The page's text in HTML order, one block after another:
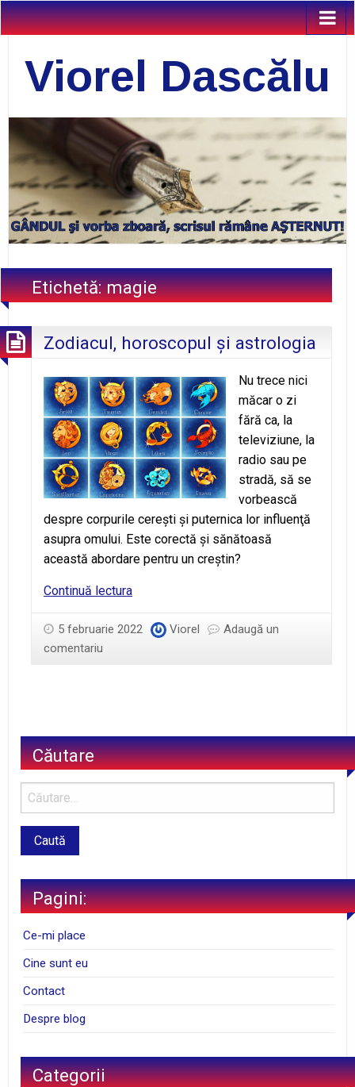
Viorel Dascălu
Etichetă:magie
Zodiacul, horoscopul şi astrologia
Nu trece nici
măcar o zi
fără ca, la
televiziune, la
radio sau pe
stradă, să se
vorbească
despre corpurile cereşti şi puternica lor influenţă
asupra omului. Este corectă şi sănătoasă
această abordare pentru un creştin?
Continuă lecturaZodiacul,
şi
5 februarie 2022 Viorel
Adaugă un
comentariu
Căutare
Pagini:
Ce-mi place
Cine sunt eu
Contact
Despre blog
Categorii